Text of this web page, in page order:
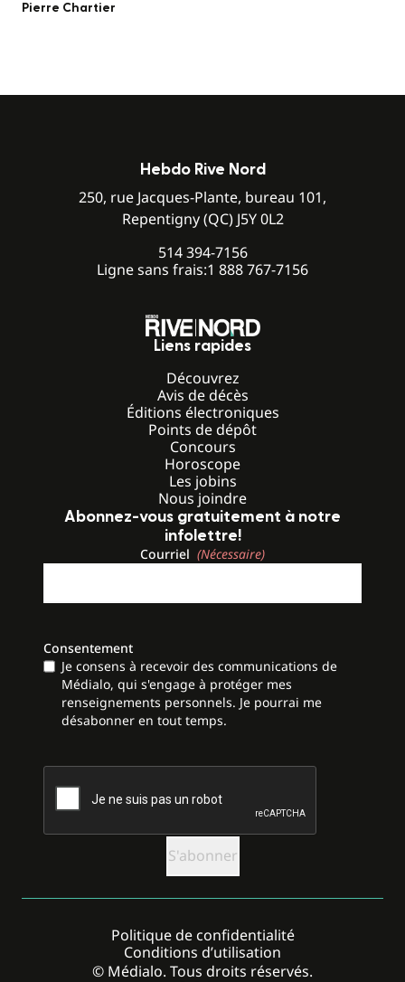
Pierre Chartier
Hebdo Rive Nord
250, rue Jacques-Plante, bureau 101,
Repentigny (QC) J5Y 0L2
514 394-7156
Ligne sans frais:1 888 767-7156
Liens rapides
Découvrez
Avis de décès
Éditions électroniques
Points de dépôt
Concours
Horoscope
Les jobins
Nous joindre
Abonnez-vous gratuitement à notre
infolettre!
Courriel (Nécessaire)
Consentement
Je consens à recevoir des communications de
Médialo, qui s'engage à protéger mes
renseignements personnels. Je pourrai me
désabonner en tout temps.
CAPTCHA
© Médialo. Tous droits réservés.
Politique de confidentialité
Conditions d’utilisation